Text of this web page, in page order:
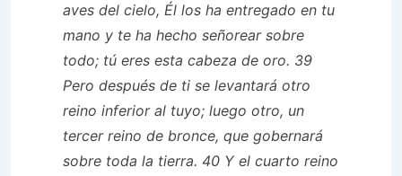
aves del cielo, Él los ha entregado en tu
mano y te ha hecho señorear sobre
todo; tú eres esta cabeza de oro. 39
Pero después de ti se levantará otro
reino inferior al tuyo; luego otro, un
tercer reino de bronce, que gobernará
sobre toda la tierra. 40 Y el cuarto reino